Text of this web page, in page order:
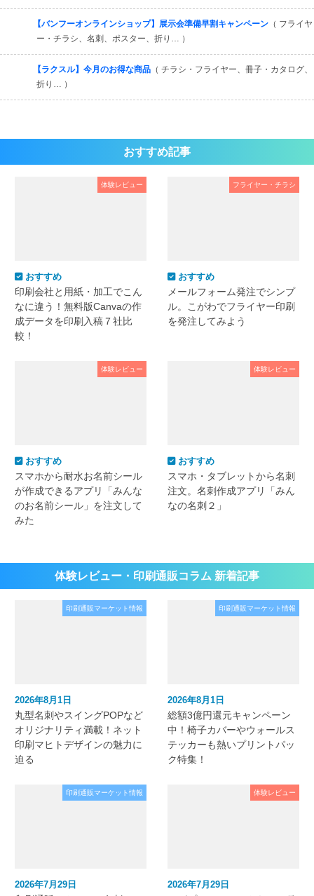
【バンフーオンラインショップ】展示会準備早割キャンペーン （ フライヤ
ー・チラシ、名刺、ポスター、折り… ）
【ラクスル】今月のお得な商品 （ チラシ・フライヤー、冊子・カタログ、
折り… ）
おすすめ記事
体験レビュー
おすすめ
印刷会社と用紙・加工でこん
なに違う！無料版Canvaの作
成データを印刷入稿７社比
較！
フライヤー・チラシ
おすすめ
メールフォーム発注でシンプ
ル。こがわでフライヤー印刷
を発注してみよう
体験レビュー
おすすめ
スマホから耐水お名前シール
が作成できるアプリ「みんな
のお名前シール」を注文して
みた
体験レビュー
おすすめ
スマホ・タブレットから名刺
注文。名刺作成アプリ「みん
なの名刺２」
体験レビュー・印刷通販コラム 新着記事
印刷通販マーケット情報
2026年8月1日
丸型名刺やスイングPOPなど
オリジナリティ満載！ネット
印刷マヒトデザインの魅力に
迫る
印刷通販マーケット情報
2026年8月1日
総額3億円還元キャンペーン
中！椅子カバーやウォールス
テッカーも熱いプリントパッ
ク特集！
印刷通販マーケット情報
2026年7月29日
体験レビュー
2026年7月29日